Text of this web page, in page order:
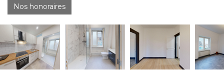
Nos honoraires